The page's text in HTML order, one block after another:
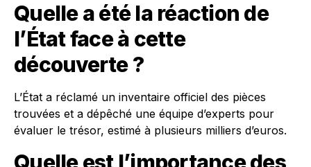
Quelle a été la réaction de
l’État face à cette
découverte ?
L’État a réclamé un inventaire officiel des pièces
trouvées et a dépêché une équipe d’experts pour
évaluer le trésor, estimé à plusieurs milliers d’euros.